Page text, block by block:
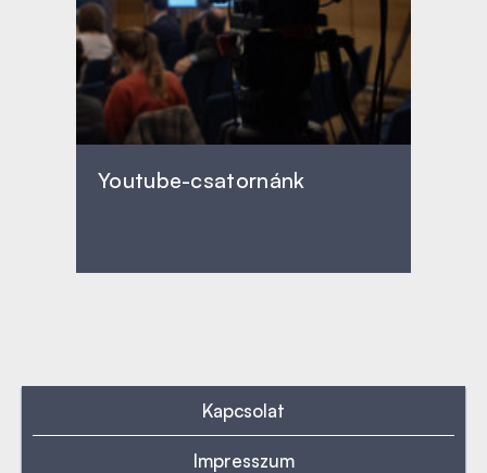
Youtube-csatornánk
Kapcsolat
Impresszum